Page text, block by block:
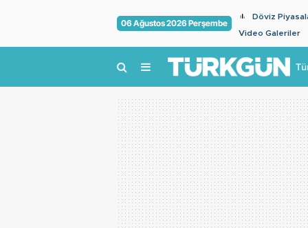
06 Ağustos 2026 Perşembe
Döviz
Video Galeriler